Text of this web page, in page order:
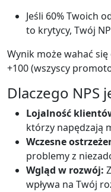
Jeśli 60% Twoich
to krytycy, Twój
Wynik może wahać
+100 (wszyscy
Dlaczego NPS
Lojalność
którzy napędzają
Wczesne
problemy z
Wgląd w rozwój:
wpływa na Twój